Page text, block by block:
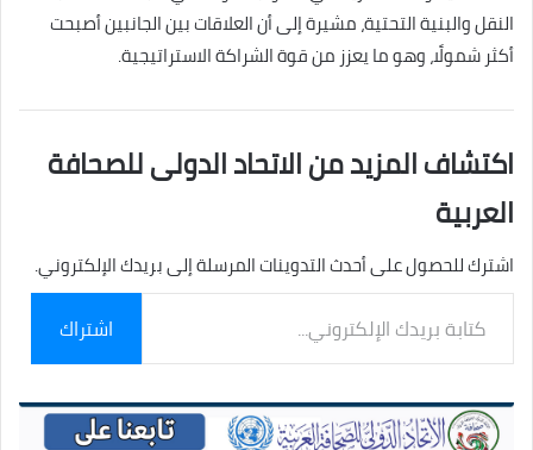
النقل والبنية التحتية، مشيرة إلى أن العلاقات بين الجانبين أصبحت
أكثر شمولًا، وهو ما يعزز من قوة الشراكة الاستراتيجية.
اكتشاف المزيد من الاتحاد الدولى للصحافة
العربية
اشترك للحصول على أحدث التدوينات المرسلة إلى بريدك الإلكتروني.
بريدك
الإلكتروني...
اشتراك